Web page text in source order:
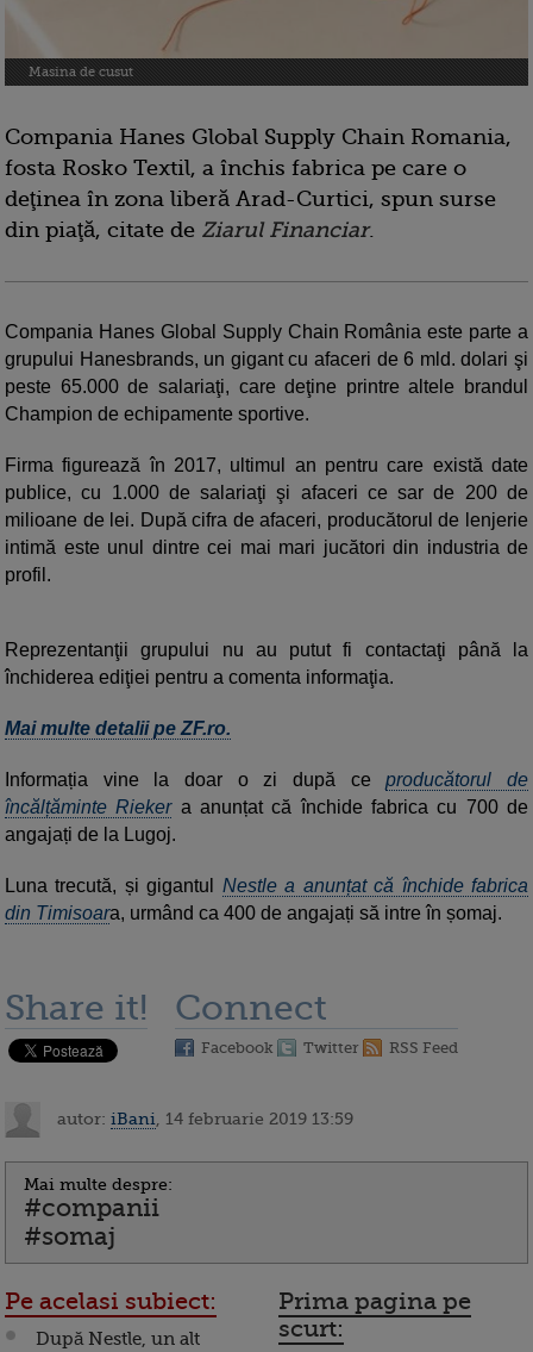
Masina de cusut
Compania Hanes Global Supply Chain Romania,
fosta Rosko Textil, a închis fabrica pe care o
deţinea în zona liberă Arad-Curtici, spun surse
din piaţă, citate de Ziarul Financiar.
Compania Hanes Global Supply Chain România este parte a
grupului Hanesbrands, un gigant cu afaceri de 6 mld. dolari şi
peste 65.000 de salariaţi, care deţine printre altele brandul
Champion de echipamente sportive.
Firma figurează în 2017, ultimul an pentru care există date
publice, cu 1.000 de salariaţi şi afaceri ce sar de 200 de
milioane de lei. După cifra de afaceri, producătorul de lenjerie
intimă este unul dintre cei mai mari jucători din industria de
profil.
Reprezentanţii grupului nu au putut fi contactaţi până la
închiderea ediţiei pentru a comenta informaţia.
Mai multe detalii pe ZF.ro.
Informația vine la doar o zi după ce
producătorul de
încălțăminte Riekera anunțat că închide fabrica cu 700 de
angajați de la Lugoj.
Luna trecută, și gigantul Nestle a anunțat că închide fabrica
din Timisoara, urmând ca 400 de angajați să intre în șomaj.
Share it! Connect
Facebook Twitter RSS Feed
autor: iBani , 14 februarie 2019 13:59
Mai multe despre:
#companii
#somaj
Pe acelasi subiect:
După Nestle, un alt
Prima pagina pe
scurt: